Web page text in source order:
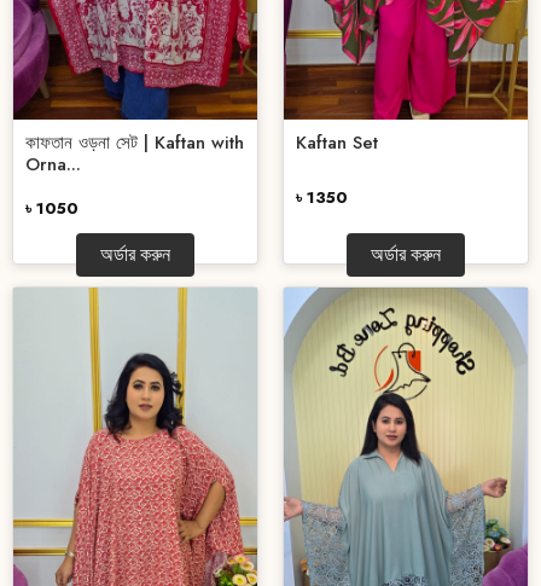
কাফতান ওড়না সেট | Kaftan with
Orna...
৳ 1050
অর্ডার করুন
Kaftan Set
৳ 1350
অর্ডার করুন